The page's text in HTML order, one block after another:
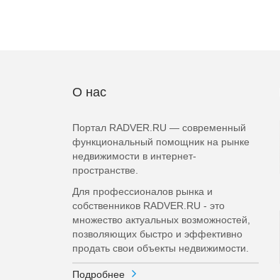
О нас
Портал RADVER.RU — современный
функциональный помощник на рынке
недвижимости в интернет-
пространстве.
Для профессионалов рынка и
собственников RADVER.RU - это
множество актуальных возможностей,
позволяющих быстро и эффективно
продать свои объекты недвижимости.
Подробнее